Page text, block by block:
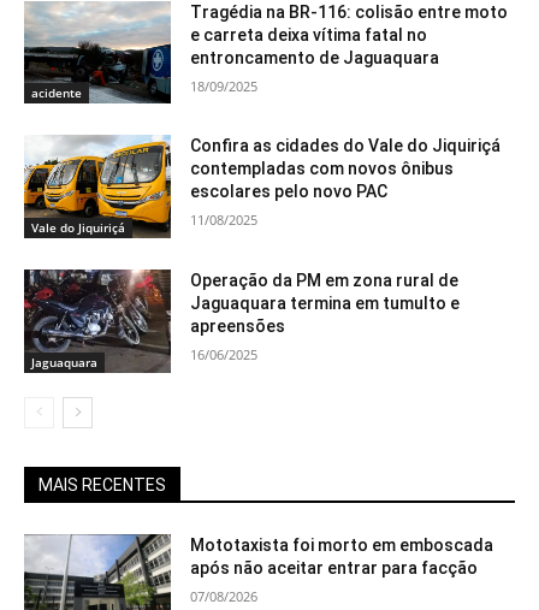
acidente
Tragédia na BR-116: colisão entre moto
e carreta deixa vítima fatal no
entroncamento de Jaguaquara
18/09/2025
Vale do Jiquiriçá
Confira as cidades do Vale do Jiquiriçá
contempladas com novos ônibus
escolares pelo novo PAC
11/08/2025
Jaguaquara
Operação da PM em zona rural de
Jaguaquara termina em tumulto e
apreensões
16/06/2025
MAIS RECENTES
Mototaxista foi morto em emboscada
após não aceitar entrar para facção
07/08/2026